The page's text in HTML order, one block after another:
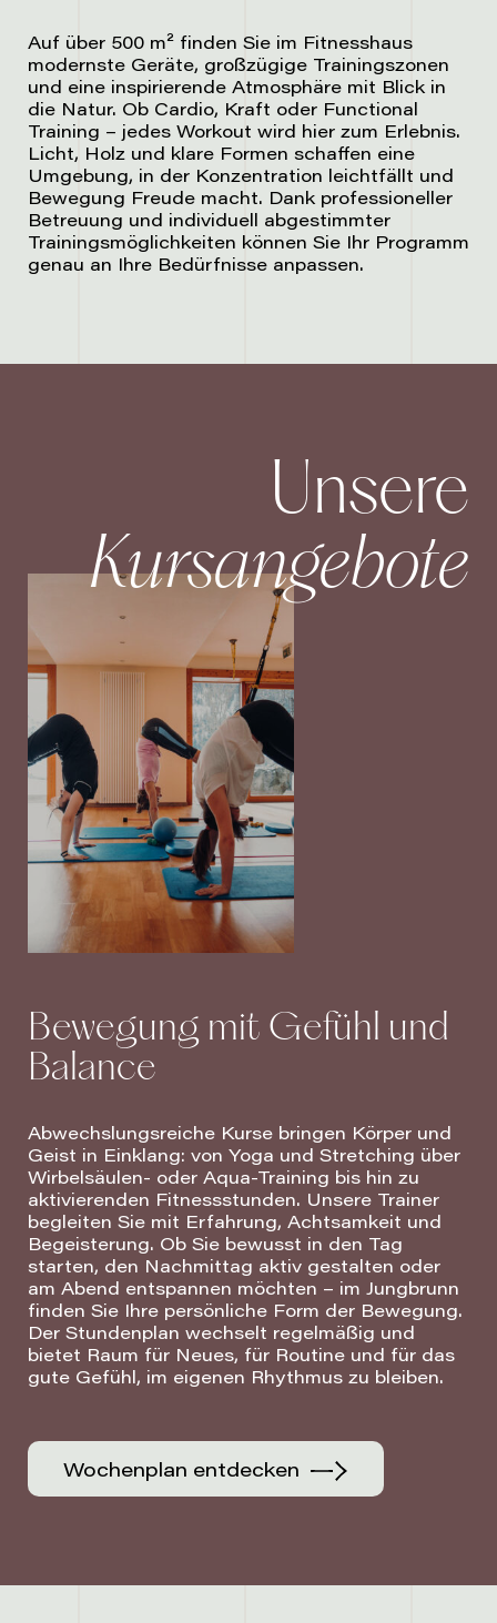
Auf über 500 m² finden Sie im Fitnesshaus
modernste Geräte, großzügige Trainingszonen
und eine inspirierende Atmosphäre mit Blick in
die Natur. Ob Cardio, Kraft oder Functional
Training – jedes Workout wird hier zum Erlebnis.
Licht, Holz und klare Formen schaffen eine
Umgebung, in der Konzentration leichtfällt und
Bewegung Freude macht. Dank professioneller
Betreuung und individuell abgestimmter
Trainingsmöglichkeiten können Sie Ihr Programm
genau an Ihre Bedürfnisse anpassen.
Unsere
Kursangebote
Bewegung mit Gefühl und
Balance
Abwechslungsreiche Kurse bringen Körper und
Geist in Einklang: von Yoga und Stretching über
Wirbelsäulen- oder Aqua-Training bis hin zu
aktivierenden Fitnessstunden. Unsere Trainer
begleiten Sie mit Erfahrung, Achtsamkeit und
Begeisterung. Ob Sie bewusst in den Tag
starten, den Nachmittag aktiv gestalten oder
am Abend entspannen möchten – im Jungbrunn
finden Sie Ihre persönliche Form der Bewegung.
Der Stundenplan wechselt regelmäßig und
bietet Raum für Neues, für Routine und für das
gute Gefühl, im eigenen Rhythmus zu bleiben.
Wochenplan entdecken